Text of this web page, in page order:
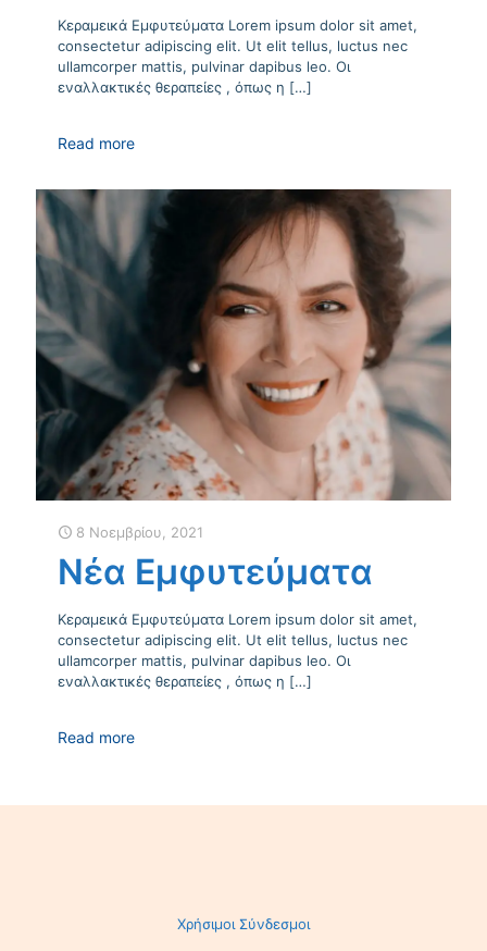
Κεραμεικά Εμφυτεύματα Lorem ipsum dolor sit amet,
consectetur adipiscing elit. Ut elit tellus, luctus nec
ullamcorper mattis, pulvinar dapibus leo. Οι
εναλλακτικές θεραπείες , όπως η […]
Read more
8 Νοεμβρίου, 2021
Νέα Εμφυτεύματα
Κεραμεικά Εμφυτεύματα Lorem ipsum dolor sit amet,
consectetur adipiscing elit. Ut elit tellus, luctus nec
ullamcorper mattis, pulvinar dapibus leo. Οι
εναλλακτικές θεραπείες , όπως η […]
Read more
Χρήσιμοι Σύνδεσμοι